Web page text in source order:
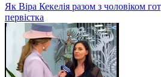
Як Віра Кекелія разом з чоловіком
первістка